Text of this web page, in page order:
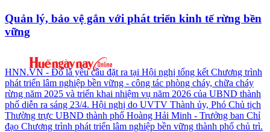
Quản lý, bảo vệ gắn với phát triển kinh tế rừng bền
vững
HNN.VN - Đó là yêu cầu đặt ra tại Hội nghị tổng kết Chương trình
phát triển lâm nghiệp bền vững - công tác phòng cháy, chữa cháy
rừng năm 2025 và triển khai nhiệm vụ năm 2026 của UBND thành
phố diễn ra sáng 23/4. Hội nghị do UVTV Thành ủy, Phó Chủ tịch
Thường trực UBND thành phố Hoàng Hải Minh - Trưởng ban Chỉ
đạo Chương trình phát triển lâm nghiệp bền vững thành phố chủ trì.